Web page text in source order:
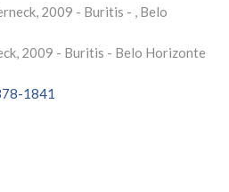
2009 - Buritis - , Belo
2009 - Buritis - Belo Horizonte
1841